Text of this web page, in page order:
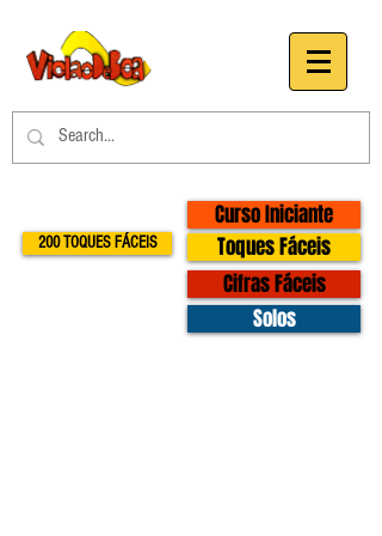
200 TOQUES FÁCEIS
Curso Iniciante
Toques Fáceis
Cifras Fáceis
Solos